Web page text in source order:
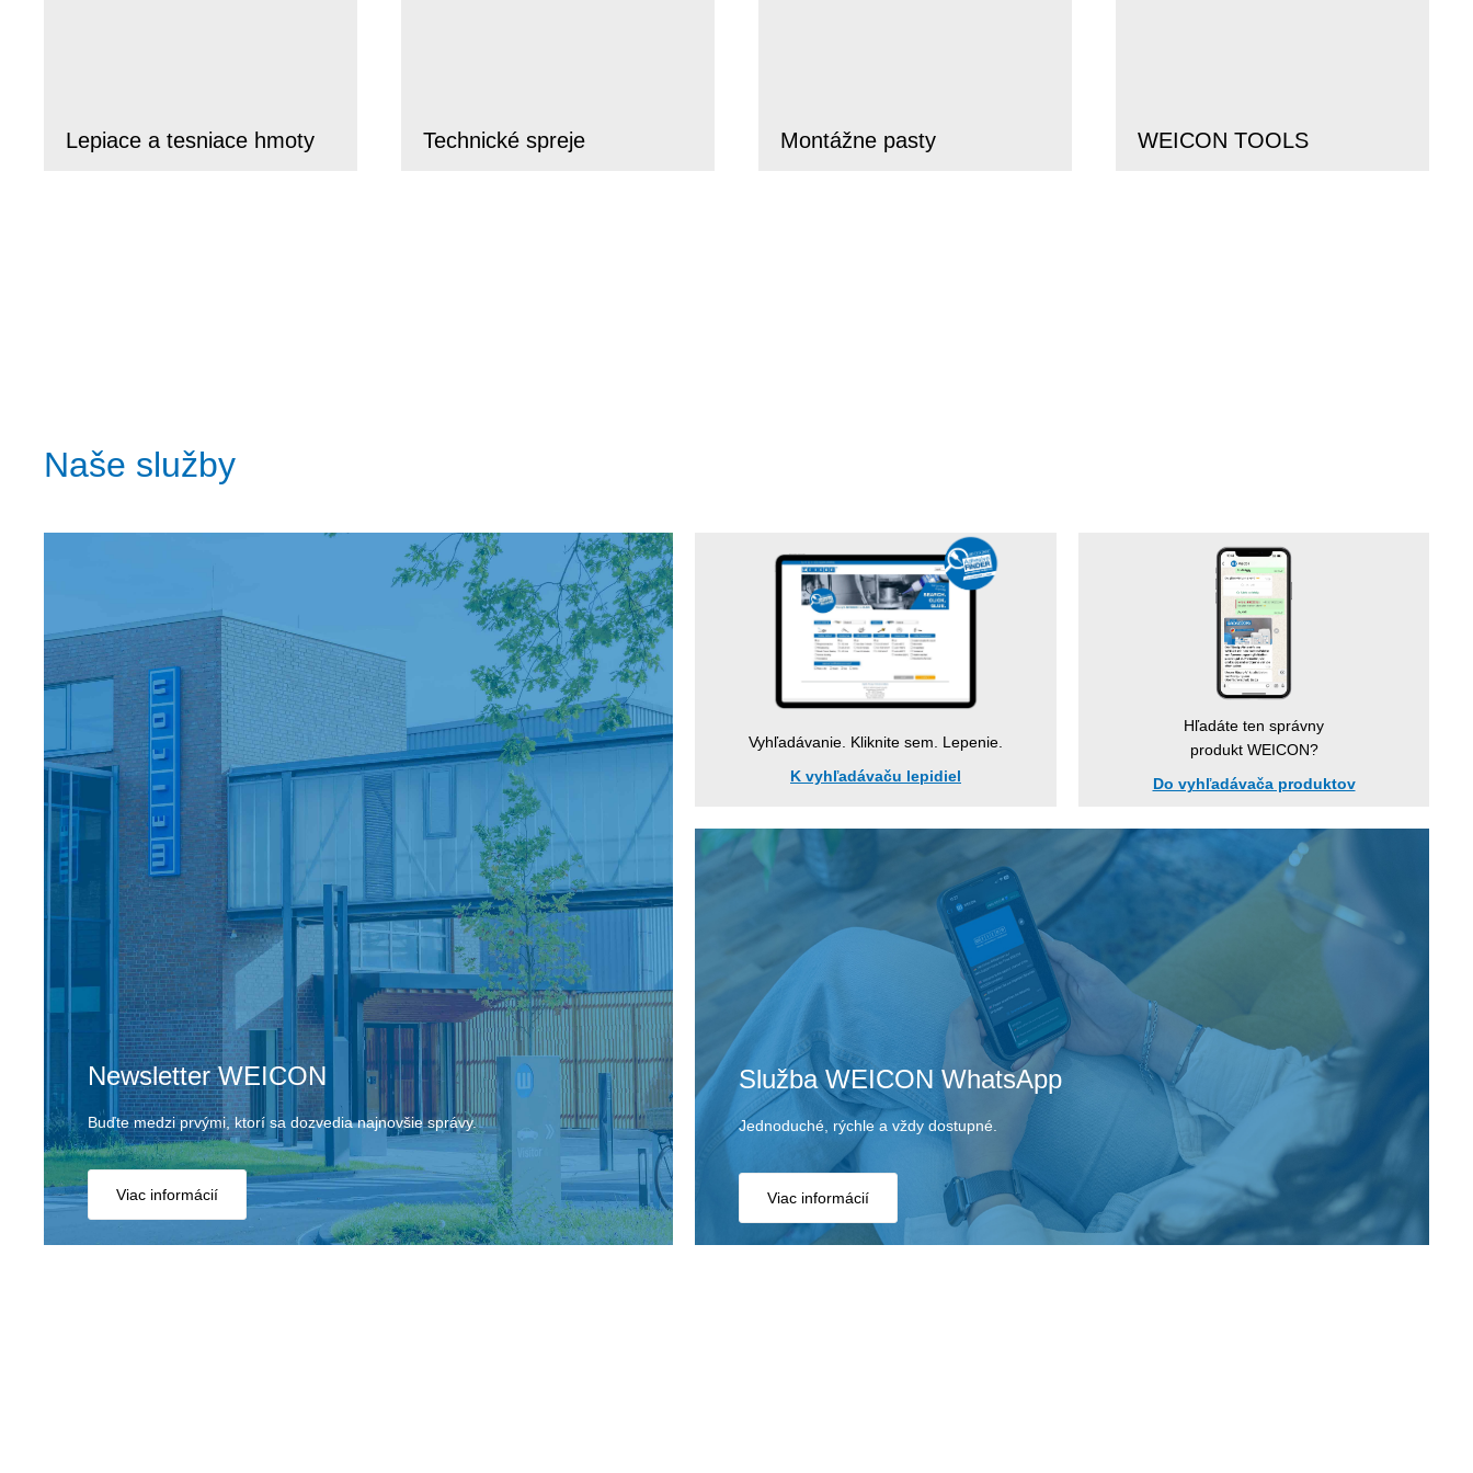
Lepiace a tesniace hmoty Technické spreje Montážne pasty WEICON TOOLS
Naše služby
Newsletter WEICON
Buďte medzi prvými, ktorí sa dozvedia najnovšie správy.
Viac informácií
Vyhľadávanie. Kliknite sem. Lepenie.
K vyhľadávaču lepidiel
Hľadáte ten správny
produkt WEICON?
Do vyhľadávača produktov
Služba WEICON WhatsApp
Jednoduché, rýchle a vždy dostupné.
Viac informácií